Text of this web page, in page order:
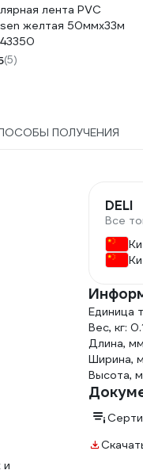
лента PVC
желтая 50ммx33м
(5)
ПОЛУЧЕНИЯ
и
DELI
Все
Единица
Вес, кг:
Длина,
Ширина,
Высота,